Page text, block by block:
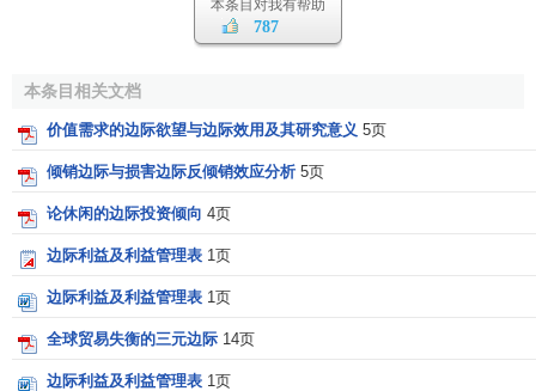
本条目对我有帮助
787
本条目相关文档
价值需求的边际欲望与边际效用及其研究意义 5页
倾销边际与损害边际反倾销效应分析 5页
论休闲的边际投资倾向 4页
边际利益及利益管理表 1页
边际利益及利益管理表 1页
全球贸易失衡的三元边际 14页
边际利益及利益管理表 1页